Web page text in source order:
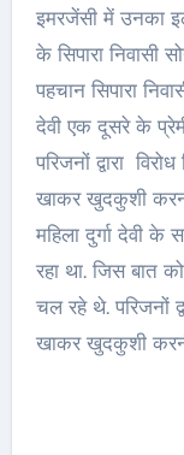
इमरजेंसी में उनका
के सिपारा निवासी
पहचान सिपारा
देवी एक दूसरे के
परिजनों द्वारा
खाकर खुदकुशी करना
महिला दुर्गा देवी
रहा था. जिस बात
चल रहे थे. परिजनों
खाकर खुदकुशी